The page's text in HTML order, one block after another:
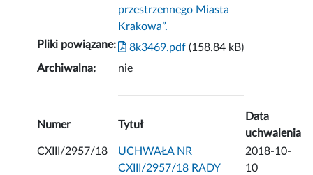
przestrzennego Miasta
Krakowa”.
Pliki powiązane: 8k3469.pdf (158.84 kB)
Archiwalna:
nie
Numer Tytuł
Data
uchwalenia
CXIII/2957/18
UCHWAŁA NR
CXIII/2957/18 RADY
2018-10-
10